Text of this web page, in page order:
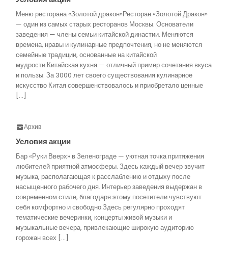
Меню ресторана «Золотой дракон»Ресторан «Золотой Дракон»
— один из самых старых ресторанов Москвы. Основатели
заведения — члены семьи китайской династии. Меняются
времена, нравы и кулинарные предпочтения, но не меняются
семейные традиции, основанные на китайской
мудрости.Китайская кухня — отличный пример сочетания вкуса
и пользы. За 3000 лет своего существования кулинарное
искусство Китая совершенствовалось и приобретало ценные
[…]
Архив
Условия акции
Бар «Руки Вверх» в Зеленограде — уютная точка притяжения
любителей приятной атмосферы. Здесь каждый вечер звучит
музыка, располагающая к расслаблению и отдыху после
насыщенного рабочего дня. Интерьер заведения выдержан в
современном стиле, благодаря этому посетители чувствуют
себя комфортно и свободно.Здесь регулярно проходят
тематические вечеринки, концерты живой музыки и
музыкальные вечера, привлекающие широкую аудиторию
горожан всех […]